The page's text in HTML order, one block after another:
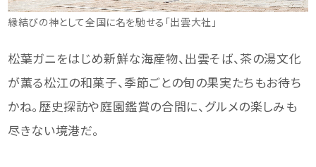
縁結びの神として全国に名を馳せる「出雲大社」
松葉ガニをはじめ新鮮な海産物、出雲そば、茶の湯文化
が薫る松江の和菓子、季節ごとの旬の果実たちもお待ち
かね。歴史探訪や庭園鑑賞の合間に、グルメの楽しみも
尽きない境港だ。